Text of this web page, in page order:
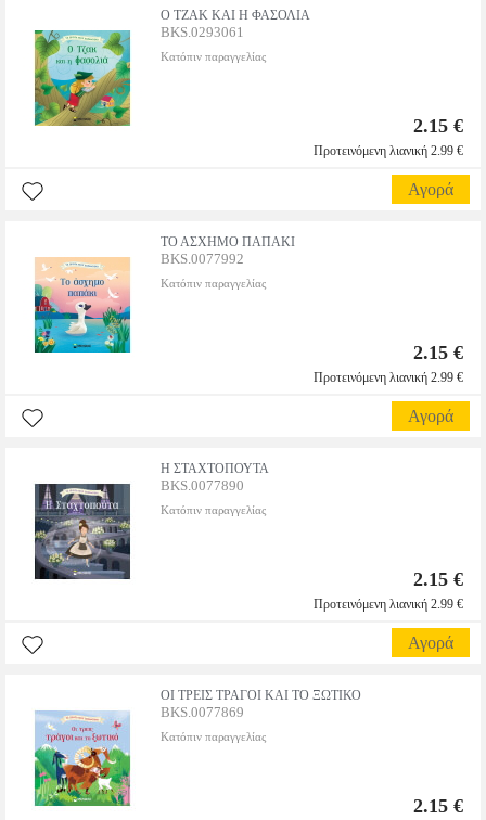
Ο ΤΖΑΚ ΚΑΙ Η ΦΑΣΟΛΙΑ
BKS.0293061
Κατόπιν παραγγελίας
2.15 €
Προτεινόμενη λιανική 2.99 €
Αγορά
ΤΟ ΑΣΧΗΜΟ ΠΑΠΑΚΙ
BKS.0077992
Κατόπιν παραγγελίας
2.15 €
Προτεινόμενη λιανική 2.99 €
Αγορά
Η ΣΤΑΧΤΟΠΟΥΤΑ
BKS.0077890
Κατόπιν παραγγελίας
2.15 €
Προτεινόμενη λιανική 2.99 €
Αγορά
ΟΙ ΤΡΕΙΣ ΤΡΑΓΟΙ ΚΑΙ ΤΟ ΞΩΤΙΚΟ
BKS.0077869
Κατόπιν παραγγελίας
2.15 €